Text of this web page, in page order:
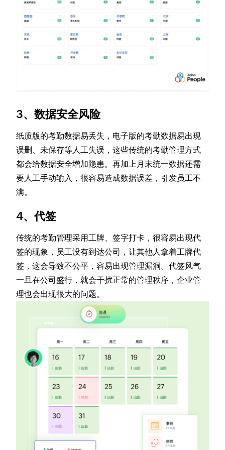
3、数据安全风险
纸质版的考勤数据易丢失，电子版的考勤数据易出现
误删、未保存等人工失误，这些传统的考勤管理方式
都会给数据安全增加隐患。再加上月末统一数据还需
要人工手动输入，很容易造成数据误差，引发员工不
满。
4、代签
传统的考勤管理采用工牌、签字打卡，很容易出现代
签的现象，员工没有到达公司，让其他人拿着工牌代
签，这会导致不公平，容易出现管理漏洞。代签风气
一旦在公司盛行，就会干扰正常的管理秩序，企业管
理也会出现很大的问题。